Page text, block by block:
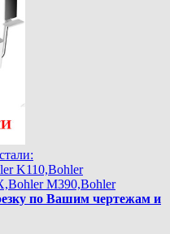
K110,Bohler
М390,Bohler
по Вашим чертежам и